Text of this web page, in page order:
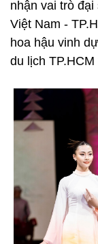
nhận vai trò
Việt Nam -
hoa hậu vinh
du lịch